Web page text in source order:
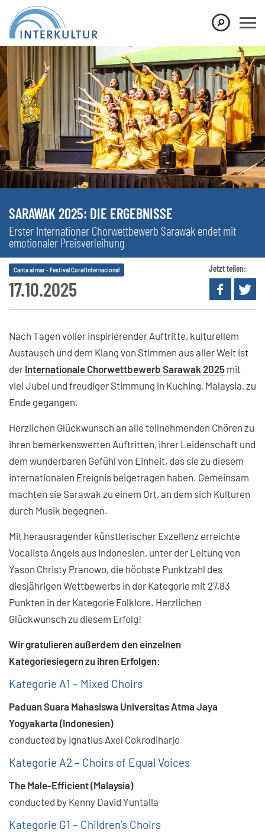
SARAWAK 2025: DIE ERGEBNISSE
Erster Internationer Chorwettbewerb Sarawak endet mit
emotionaler Preisverleihung
17.10.2025
Canta al mar - Festival Coral Internacional Jetzt teilen:
Nach Tagen voller inspirierender Auftritte, kulturellem
Austausch und dem Klang von Stimmen aus aller Welt ist
der Internationale Chorwettbewerb Sarawak 2025 mit
viel Jubel und freudiger Stimmung in Kuching, Malaysia, zu
Ende gegangen.
Herzlichen Glückwunsch an alle teilnehmenden Chören zu
ihren bemerkenswerten Auftritten, ihrer Leidenschaft und
dem wunderbaren Gefühl von Einheit, das sie zu diesem
internationalen Ereignis beigetragen haben. Gemeinsam
machten sie Sarawak zu einem Ort, an dem sich Kulturen
durch Musik begegnen.
Mit herausragender künstlerischer Exzellenz erreichte
Vocalista Angels aus Indonesien, unter der Leitung von
Yason Christy Pranowo, die höchste Punktzahl des
diesjährigen Wettbewerbs in der Kategorie mit 27,83
Punkten in der Kategorie Folklore. Herzlichen
Glückwunsch zu diesem Erfolg!
Wir gratulieren außerdem den einzelnen
Kategoriesiegern zu ihren Erfolgen:
Kategorie A1 – Mixed Choirs
Paduan Suara Mahasiswa Universitas Atma Jaya
Yogyakarta (Indonesien)
conducted by Ignatius Axel Cokrodiharjo
Kategorie A2 – Choirs of Equal Voices
The Male-Efficient (Malaysia)
conducted by Kenny David Yuntalla
Kategorie G1 – Children’s Choirs